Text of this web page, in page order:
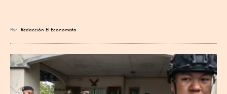
Por Redacción El Economista